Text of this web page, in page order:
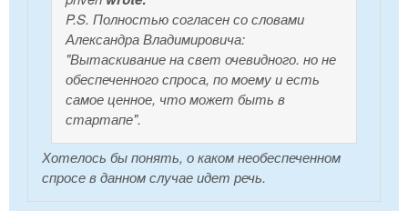
P.S. Полностью согласен со словами
Александра Владимировича:
"Вытаскивание на свет очевидного. но не
обеспеченного спроса, по моему и есть
самое ценное, что может быть в
стартапе".
Хотелось бы понять, о каком необеспеченном
спросе в данном случае идет речь.